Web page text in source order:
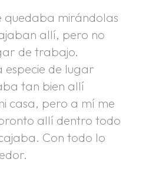
quedaba mirándolas
allí, pero no
de trabajo.
especie de lugar
tan bien allí
casa, pero a mí me
allí dentro todo
Con todo lo